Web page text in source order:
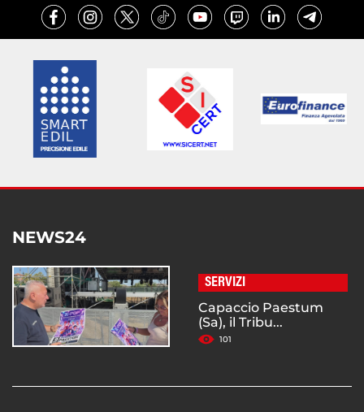
NEWS24
SERVIZI
Capaccio Paestum
(Sa), il Tribu...
101